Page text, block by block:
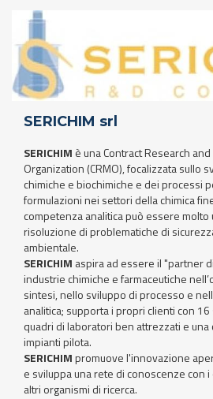
SERICHIM srl
SERICHIM è una Contract Research
Organization (CRMO), focalizzata sullo
chimiche e biochimiche e dei processi
formulazioni nei settori della chimica
competenza analitica può essere molto
risoluzione di problematiche di
ambientale.
SERICHIM aspira ad essere il "partner
industrie chimiche e farmaceutiche
sintesi, nello sviluppo di processo e
analitica; supporta i propri clienti con
quadri di laboratori ben attrezzati e
impianti pilota.
SERICHIMpromuove l'innovazione
e sviluppa una rete di conoscenze con
altri organismi di ricerca.